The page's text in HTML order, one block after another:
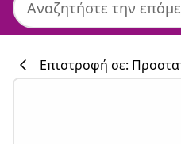
Επιστροφή σε: